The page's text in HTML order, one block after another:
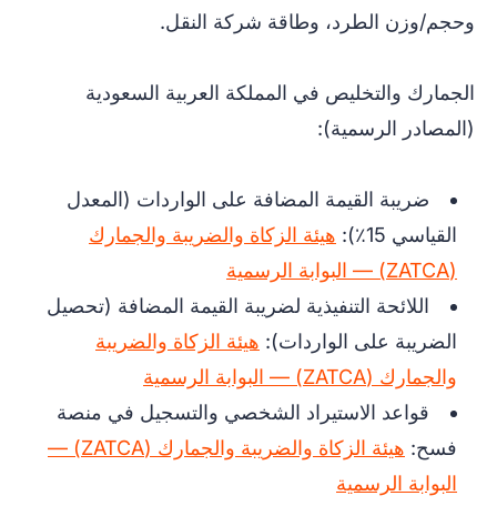
وحجم/وزن الطرد، وطاقة شركة النقل.
الجمارك والتخليص في المملكة العربية السعودية
(المصادر الرسمية):
ضريبة القيمة المضافة على الواردات (المعدل
القياسي 15٪):
هيئة الزكاة والضريبة والجمارك
(ZATCA) — البوابة الرسمية
اللائحة التنفيذية لضريبة القيمة المضافة (تحصيل
الضريبة على الواردات): هيئة الزكاة والضريبة
والجمارك (ZATCA) — البوابة الرسمية
قواعد الاستيراد الشخصي والتسجيل في منصة
فسح:
هيئة الزكاة والضريبة والجمارك (ZATCA) —
البوابة الرسمية